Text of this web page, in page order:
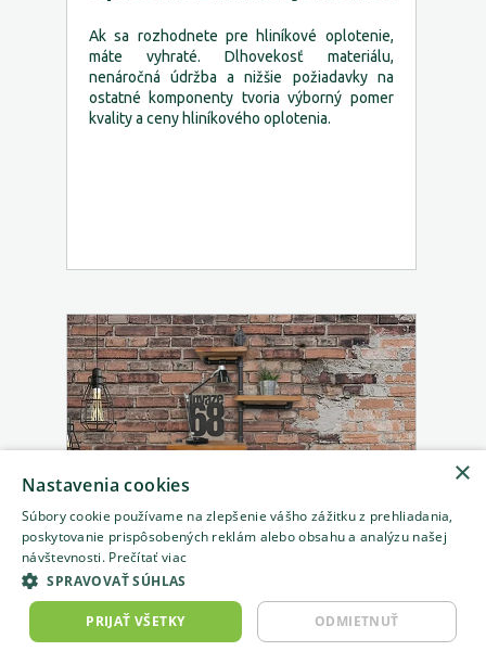
Ak sa rozhodnete pre hliníkové oplotenie,
máte vyhraté. Dlhovekosť materiálu,
nenáročná údržba a nižšie požiadavky na
ostatné komponenty tvoria výborný pomer
kvality a ceny hliníkového oplotenia.
Dec
3
×
Nastavenia cookies
Súbory cookie používame na zlepšenie vášho zážitku z prehliadania,
poskytovanie prispôsobených reklám alebo obsahu a analýzu našej
návštevnosti. Prečítať viac
SPRAVOVAŤ SÚHLAS
PRIJAŤ VŠETKY ODMIETNUŤ